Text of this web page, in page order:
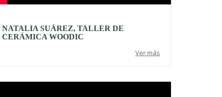
NATALIA SUÁREZ, TALLER DE
CERÁMICA WOODIC
Ver más